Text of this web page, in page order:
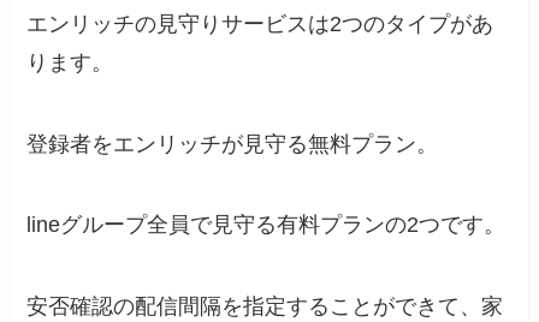
エンリッチの見守りサービスは2つのタイプがあ
ります。
登録者をエンリッチが見守る無料プラン。
lineグループ全員で見守る有料プランの2つです。
安否確認の配信間隔を指定することができて、家